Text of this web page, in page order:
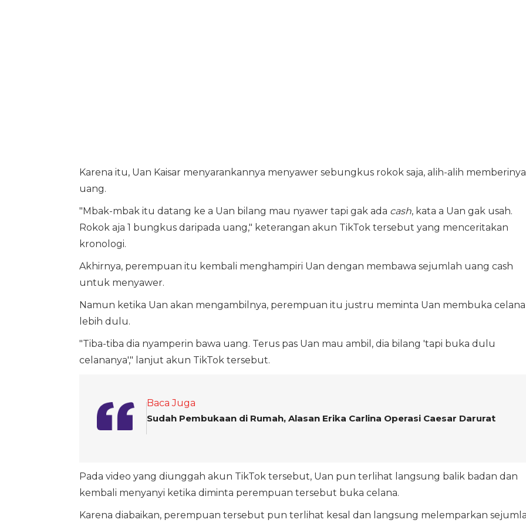
Karena itu, Uan Kaisar menyarankannya menyawer sebungkus rokok saja, alih-alih memberinya
uang.
"Mbak-mbak itu datang ke a Uan bilang mau nyawer tapi gak ada cash, kata a Uan gak usah.
Rokok aja 1 bungkus daripada uang," keterangan akun TikTok tersebut yang menceritakan
kronologi.
Akhirnya, perempuan itu kembali menghampiri Uan dengan membawa sejumlah uang cash
untuk menyawer.
Namun ketika Uan akan mengambilnya, perempuan itu justru meminta Uan membuka celana
lebih dulu.
"Tiba-tiba dia nyamperin bawa uang. Terus pas Uan mau ambil, dia bilang 'tapi buka dulu
celananya'," lanjut akun TikTok tersebut.
Baca Juga
Sudah Pembukaan di Rumah, Alasan Erika Carlina Operasi Caesar Darurat
Pada video yang diunggah akun TikTok tersebut, Uan pun terlihat langsung balik badan dan
kembali menyanyi ketika diminta perempuan tersebut buka celana.
Karena diabaikan, perempuan tersebut pun terlihat kesal dan langsung melemparkan